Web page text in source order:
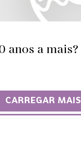
anos a mais?
CARREGAR MAIS